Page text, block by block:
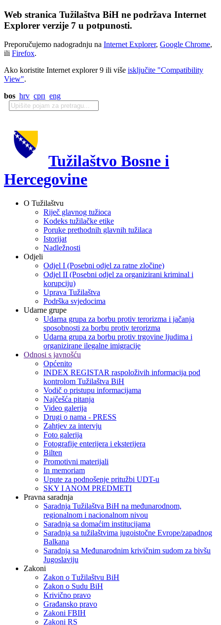
Web stranica Tužilaštva BiH ne podržava Internet
Explorer verzije 7 u potpunosti.
Preporučujemo nadogradnju na Internet Explorer, Google Chrome,
ili Firefox.
Ako koristite Internet explorer 9 ili više isključite "Compatibility
View".
bos hrv срп eng
Tužilaštvo Bosne i
Hercegovine
O Tužilaštvu
Riječ glavnog tužioca
Kodeks tužilačke etike
Poruke prethodnih glavnih tužilaca
Istorijat
Nadležnosti
Odjeli
Odjel I (Posebni odjel za ratne zločine)
Odjel II (Posebni odjel za organizirani kriminal i
korupciju)
Uprava Tužilaštva
Podrška svjedocima
Udarne grupe
Udarna grupa za borbu protiv terorizma i jačanja
sposobnosti za borbu protiv terorizma
Udarna grupa za borbu protiv trgovine ljudima i
organizirane ilegalne imigracije
Odnosi s javnošću
Općenito
INDEX REGISTAR raspoloživih informacija pod
kontrolom Tužilaštva BiH
Vodič o pristupu informacijama
Najčešća pitanja
Video galerija
Drugi o nama - PRESS
Zahtjev za intervju
Foto galerija
Fotografije enterijera i eksterijera
Bilten
Promotivni materijali
In memoriam
Upute za podnošenje pritužbi UDT-u
SKY I ANOM PREDMETI
Pravna saradnja
Saradnja Tužilaštva BiH na međunarodnom,
regionalnom i nacionalnom nivou
Saradnja sa domaćim institucijama
Saradnja sa tužilaštvima jugoistočne Evrope/zapadnog
Balkana
Saradnja sa Međunarodnim krivičnim sudom za bivšu
Jugoslaviju
Zakoni
Zakon o Тužilaštvu BiH
Zakon o Sudu BiH
Krivično pravo
Građansko pravo
Zakoni FBIH
Zakoni RS